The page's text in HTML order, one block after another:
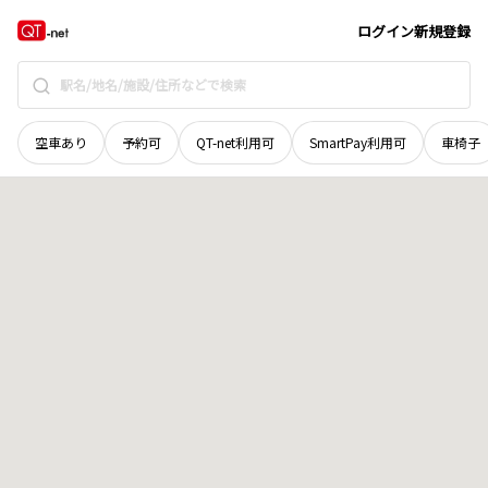
ログイン新規登録
空車あり 予約可 QT-net利用可 SmartPay利用可 車椅子
秋田県